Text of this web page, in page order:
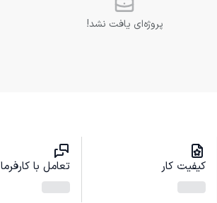
پروژه‌ای یافت نشد!
کیفیت کار تعامل با کارفرما